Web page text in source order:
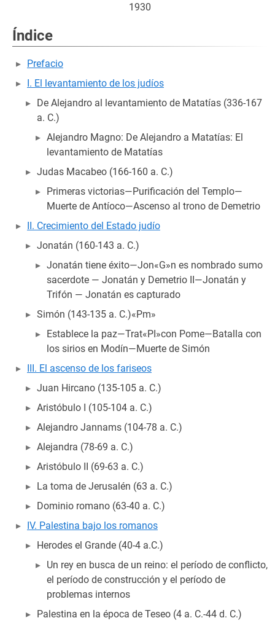
1930
Índice
Prefacio
I. El levantamiento de los judíos
De Alejandro al levantamiento de Matatías (336-167
a. C.)
Alejandro Magno: De Alejandro a Matatías: El
levantamiento de Matatías
Judas Macabeo (166-160 a. C.)
Primeras victorias—Purificación del Templo—
Muerte de Antíoco—Ascenso al trono de Demetrio
II. Crecimiento del Estado judío
Jonatán (160-143 a. C.)
Jonatán tiene éxito—Jon«G»n es nombrado sumo
sacerdote — Jonatán y Demetrio II—Jonatán y
Trifón — Jonatán es capturado
Simón (143-135 a. C.)«Pm»
Establece la paz—Trat«PI»con Pome—Batalla con
los sirios en Modín—Muerte de Simón
III. El ascenso de los fariseos
Juan Hircano (135-105 a. C.)
Aristóbulo I (105-104 a. C.)
Alejandro Jannams (104-78 a. C.)
Alejandra (78-69 a. C.)
Aristóbulo II (69-63 a. C.)
La toma de Jerusalén (63 a. C.)
Dominio romano (63-40 a. C.)
IV. Palestina bajo los romanos
Herodes el Grande (40-4 a.C.)
Un rey en busca de un reino: el período de conflicto,
el período de construcción y el período de
problemas internos
Palestina en la época de Teseo (4 a. C.-44 d. C.)